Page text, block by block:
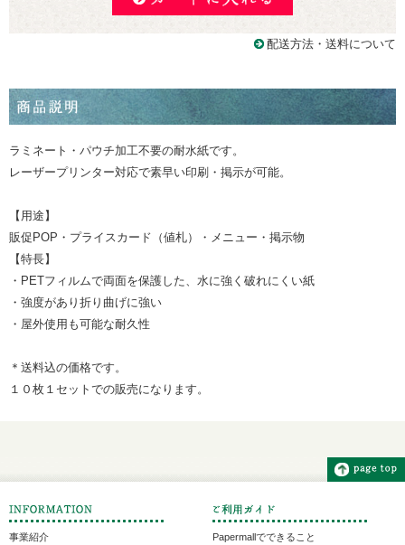
配送方法・送料について
ラミネート・パウチ加工不要の耐水紙です。
レーザープリンター対応で素早い印刷・掲示が可能。
【用途】
販促POP・プライスカード（値札）・メニュー・掲示物
【特長】
・PETフィルムで両面を保護した、水に強く破れにくい紙
・強度があり折り曲げに強い
・屋外使用も可能な耐久性
＊送料込の価格です。
１０枚１セットでの販売になります。
事業紹介 Papermallでできること